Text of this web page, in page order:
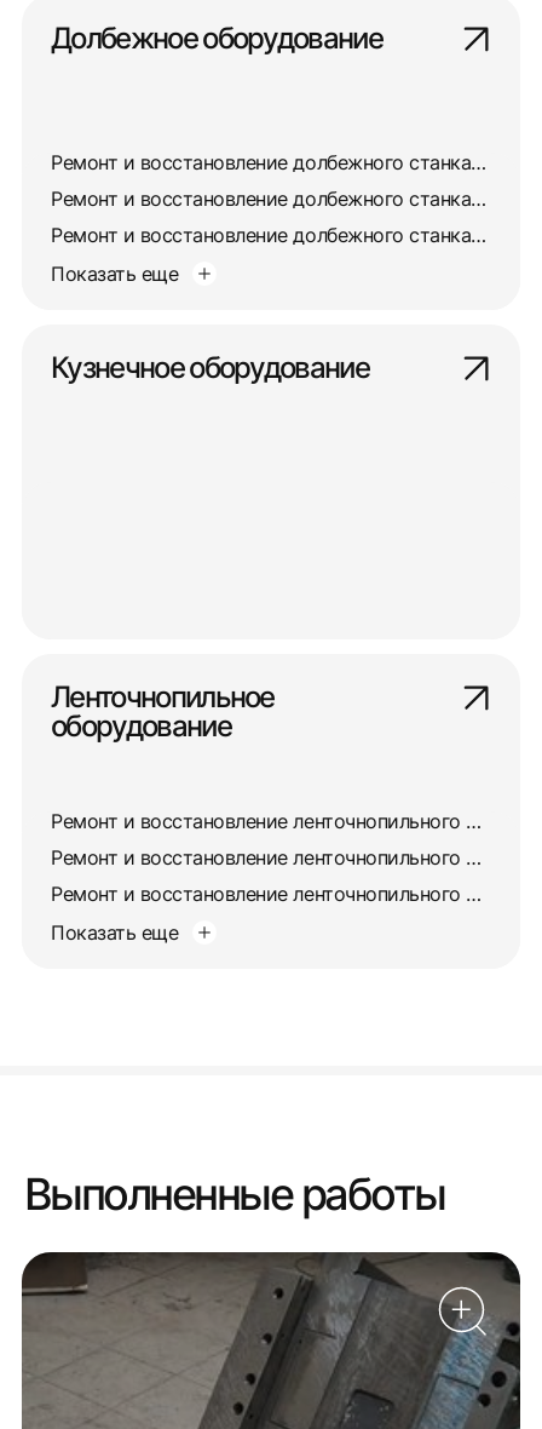
Долбежное оборудование
Ремонт и восстановление долбежного станка 7403
Ремонт и восстановление долбежного станка 7405
Ремонт и восстановление долбежного станка 7417
Показать еще
Кузнечное оборудование
Ленточнопильное
оборудование
Ремонт и восстановление ленточнопильного станка 8725
Ремонт и восстановление ленточнопильного станка 872А
Ремонт и восстановление ленточнопильного станка 872М
Показать еще
Выполненные работы